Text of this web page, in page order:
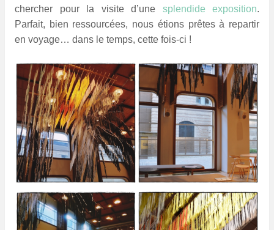
chercher pour la visite d’une splendide exposition.
Parfait, bien ressourcées, nous étions prêtes à repartir
en voyage… dans le temps, cette fois-ci !